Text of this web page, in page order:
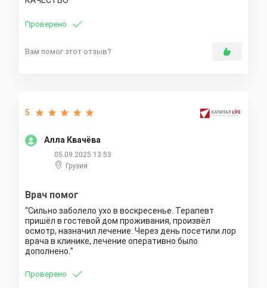
Проверено
Вам помог этот отзыв?
Алла Квачёва
5
05.09.2025 13:53
Грузия
Врач помог
Сильно заболело ухо в воскресенье. Терапевт
пришёл в гостевой дом проживания, произвёл
осмотр, назначил лечение. Через день посетили лор
врача в клинике, лечение оперативно было
дополнено.
Проверено